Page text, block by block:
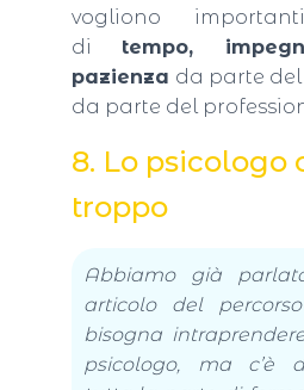
vogliono
di tempo,
pazienza da parte
da parte del
8. Lo psicologo
troppo
Abbiamo già
articolo del
bisogna
psicologo, ma c’è